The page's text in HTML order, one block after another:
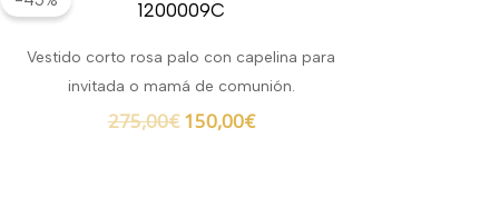
Vestido corto rosa palo con capelina para
invitada o mamá de comunión.
275,00€
original
275,00€.
150,00€
150,00€.